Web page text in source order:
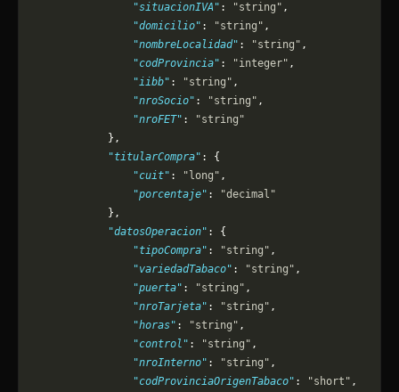
                "situacionIVA"
: "string" ,
                "domicilio"
: "string" ,
                "nombreLocalidad"
: "string" ,
                "codProvincia"
: "integer" ,
                "iibb"
: "string" ,
                "nroSocio"
: "string" ,
                "nroFET"
:
"string"
            },
            "titularCompra"
: {
                "cuit"
: "long" ,
                "porcentaje"
:
"decimal"
            },
            "datosOperacion"
: {
                "tipoCompra"
: "string" ,
                "variedadTabaco"
: "string" ,
                "puerta"
: "string" ,
                "nroTarjeta"
: "string" ,
                "horas"
: "string" ,
                "control"
: "string" ,
                "nroInterno"
: "string" ,
                "codProvinciaOrigenTabaco"
: "short" ,